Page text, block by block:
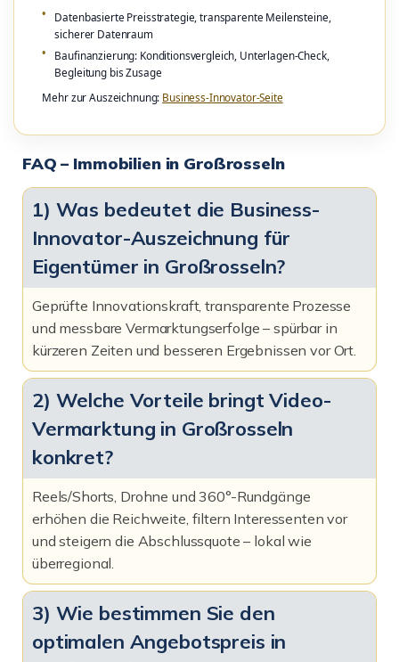
Datenbasierte Preisstrategie, transparente Meilensteine,
sicherer Datenraum
Baufinanzierung: Konditionsvergleich, Unterlagen-Check,
Begleitung bis Zusage
Mehr zur Auszeichnung: Business-Innovator-Seite
FAQ – Immobilien in Großrosseln
1) Was bedeutet die Business-
Innovator-Auszeichnung für
Eigentümer in Großrosseln?
Geprüfte Innovationskraft, transparente Prozesse
und messbare Vermarktungserfolge – spürbar in
kürzeren Zeiten und besseren Ergebnissen vor Ort.
2) Welche Vorteile bringt Video-
Vermarktung in Großrosseln
konkret?
Reels/Shorts, Drohne und 360°-Rundgänge
erhöhen die Reichweite, filtern Interessenten vor
und steigern die Abschlussquote – lokal wie
überregional.
3) Wie bestimmen Sie den
optimalen Angebotspreis in